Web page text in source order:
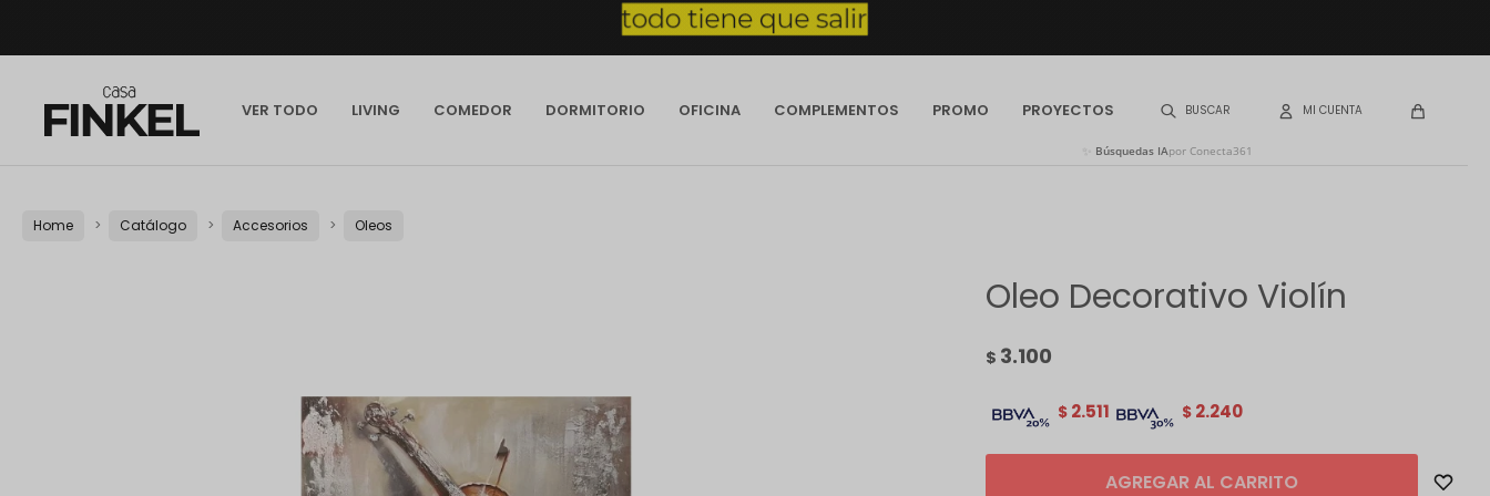
VER TODO LIVING COMEDOR DORMITORIO OFICINA COMPLEMENTOS PROMO PROYECTOS
Búsquedas IApor Conecta361
Home Catálogo Accesorios Oleos
Oleo Decorativo Violín
$ 3.100
$ 2.240
$ 2.511
AGREGAR AL CARRITO